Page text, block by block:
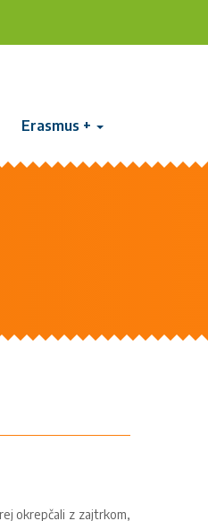
Erasmus +
okrepčali z zajtrkom,